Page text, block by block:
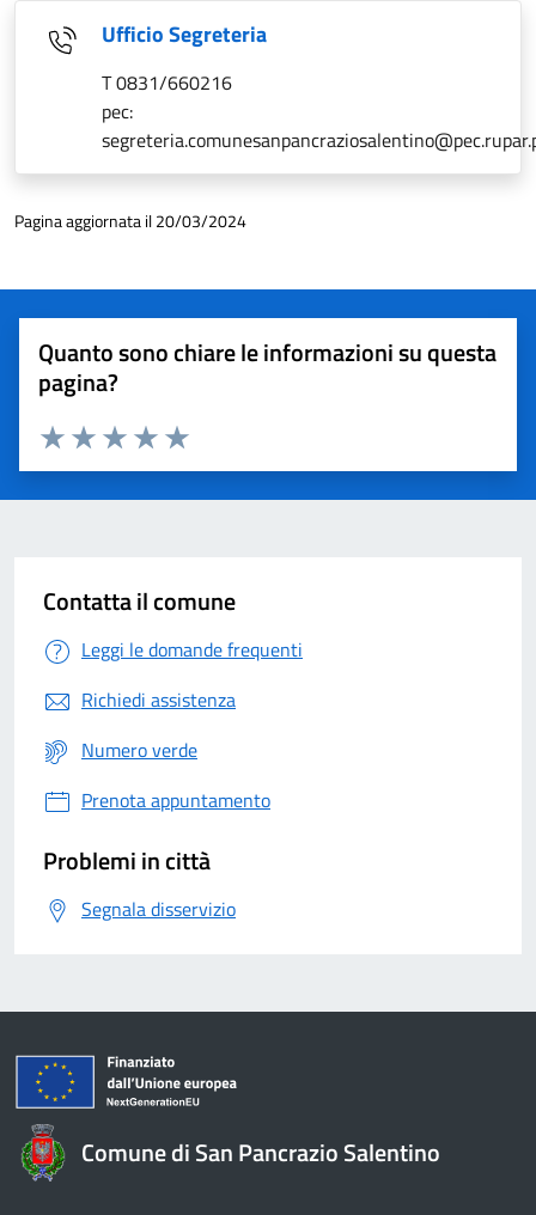
Ufficio Segreteria
T 0831/660216
pec:
Pagina aggiornata il 20/03/2024
Quanto sono chiare le informazioni su questa
pagina?
Valuta 5 stelle su 5
Valuta 4 stelle su 5
Valuta 3 stelle su 5
Valuta 2 stelle su 5
Valuta 1 stelle su 5
Contatta il comune
Leggi le domande frequenti
Richiedi assistenza
Numero verde
Prenota appuntamento
Problemi in città
Segnala disservizio
Comune di San Pancrazio Salentino